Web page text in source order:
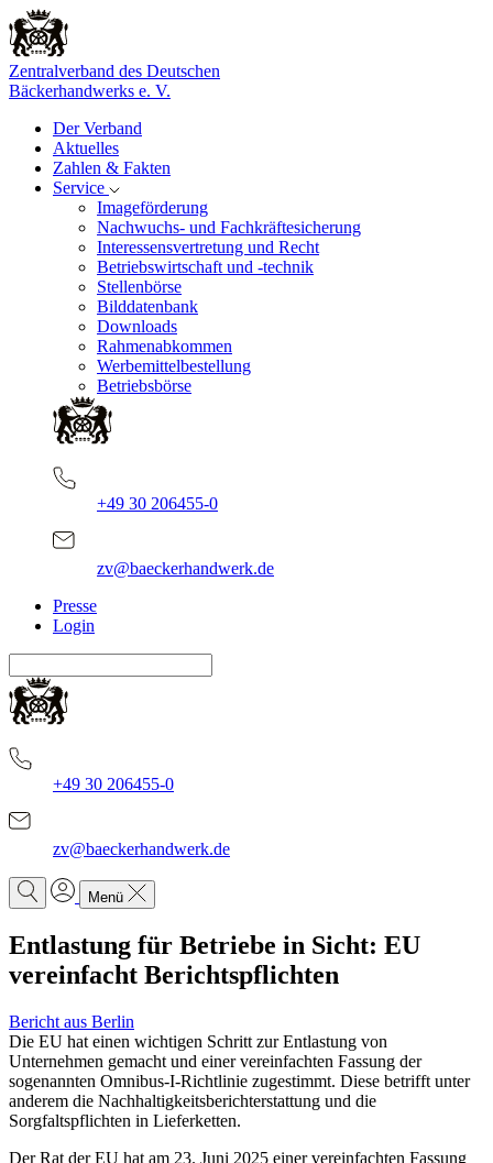
Zentralverband des Deutschen
Bäckerhandwerks e. V.
Der Verband
Aktuelles
Zahlen & Fakten
Service
Imageförderung
Nachwuchs- und Fachkräftesicherung
Interessensvertretung und Recht
Betriebswirtschaft und -technik
Stellenbörse
Bilddatenbank
Downloads
Rahmenabkommen
Werbemittelbestellung
Betriebsbörse
+49 30 206455-0
zv@baeckerhandwerk.de
Presse
Login
+49 30 206455-0
zv@baeckerhandwerk.de
Menü
Entlastung für Betriebe in Sicht: EU
vereinfacht Berichtspflichten
Bericht aus Berlin
Die EU hat einen wichtigen Schritt zur Entlastung von
Unternehmen gemacht und einer vereinfachten Fassung der
sogenannten Omnibus-I-Richtlinie zugestimmt. Diese betrifft unter
anderem die Nachhaltigkeitsberichterstattung und die
Sorgfaltspflichten in Lieferketten.
Der Rat der EU hat am 23. Juni 2025 einer vereinfachten Fassung